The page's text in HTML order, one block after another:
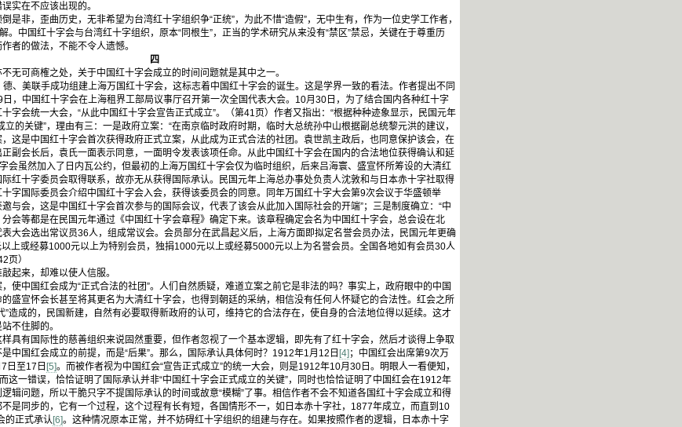
实在不应该出现的。
非，歪曲历史，无非希望为台湾红十字组织争“正统”，为此不惜“造假”，无中生有，作为一位史学工作者，
。中国红十字会与台湾红十字组织，原本“同根生”，正当的学术研究从来没有“禁区”禁忌，关键在于尊重历
者的做法，不能不令人遗憾。
四
可商榷之处，关于中国红十字会成立的时间问题就是其中之一。
美联手成功组建上海万国红十字会，这标志着中国红十字会的诞生。这是学界一致的看法。作者提出不同
，中国红十字会在上海租界工部局议事厅召开第一次全国代表大会。10月30日，为了结合国内各种红十字
字会统一大会，“从此中国红十字会宣告正式成立”。（第41页）作者又指出：“根据种种迹象显示，民国元年
立的关键”，理由有三：一是政府立案：“在南京临时政府时期，临时大总统孙中山根据副总统黎元洪的建议，
这是中国红十字会首次获得政府正式立案，从此成为正式合法的社团。袁世凯主政后，也同意保护该会，在
副会长后，袁氏一面表示同意，一面明令发表该项任命。从此中国红十字会在国内的合法地位获得确认和延
会虽然加入了日内瓦公约，但最初的上海万国红十字会仅为临时组织，后来吕海寰、盛宣怀所筹设的大清红
红十字委员会取得联系，故亦无从获得国际承认。民国元年上海总办事处负责人沈敦和与日本赤十字社取得
字国际委员会介绍中国红十字会入会，获得该委员会的同意。同年万国红十字大会第9次会议于华盛顿举
与会，这是中国红十字会首次参与的国际会议，代表了该会从此加入国际社会的开端”；三是制度确立：“中
会等都是在民国元年通过《中国红十字会章程》确定下来。该章程确定会名为中国红十字会，总会设在北
大会选出常议员36人，组成常议会。会员部分在武昌起义后，上海方面即拟定名誉会员办法，民国元年更确
上或经募1000元以上为特别会员，独捐1000元以上或经募5000元以上为名誉会员。全国各地如有会员30人
页）
来，却难以使人信服。
中国红会成为“正式合法的社团”。人们自然质疑，难道立案之前它是非法的吗？事实上，政府眼中的中国
盛宣怀会长甚至将其更名为大清红十字会，也得到朝廷的采纳，相信没有任何人怀疑它的合法性。红会之所
”造成的，民国新建，自然有必要取得新政府的认可，维持它的合法存在，使自身的合法地位得以延续。这才
不住脚的。
有国际性的慈善组织来说固然重要，但作者忽视了一个基本逻辑，即先有了红十字会，然后才谈得上争取
中国红会成立的前提，而是“后果”。那么，国际承认具体何时？1912年1月12日 [4] ；中国红会出席第9次万
日至17日 [5]。而被作者视为中国红会“宣告正式成立”的统一大会，则是1912年10月30日。明眼人一看便知，
这一错误，恰恰证明了国际承认并非“中国红十字会正式成立的关键”，同时也恰恰证明了中国红会在1912年
辑问题，所以干脆只字不提国际承认的时间或故意“模糊”了事。相信作者不会不知道各国红十字会成立和得
是同步的，它有一个过程，这个过程有长有短，各国情形不一，如日本赤十字社，1877年成立，而直到10
的正式承认 [6]。这种情况原本正常，并不妨碍红十字组织的组建与存在。如果按照作者的逻辑，日本赤十字